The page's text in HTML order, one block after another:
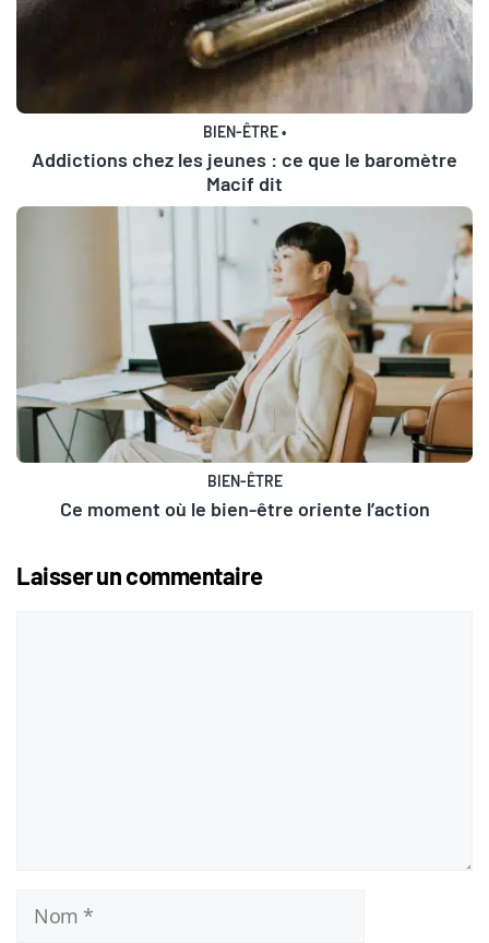
BIEN-ÊTRE•
Addictions chez les jeunes : ce que le baromètre
Macif dit
BIEN-ÊTRE
Ce moment où le bien-être oriente l’action
Laisser un commentaire
Nom